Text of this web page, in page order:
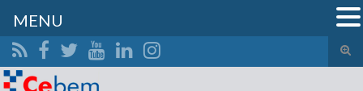
el
Search for:
MENU